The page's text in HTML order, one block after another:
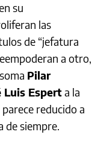
su
las
de “jefatura
a otro,
Pilar
Luis Esperta la
reducido a
de siempre.